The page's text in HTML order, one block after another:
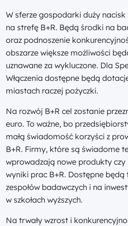
W sferze gospodarki duży nacisk
na strefę B+R. Będą środki na
oraz podnoszenie
obszarze większe możliwości
uznawane za wykluczone. Dla
Włączenia dostępne będą
miastach raczej pożyczki.
Na rozwój B+R cel zostanie
euro. To ważne, bo
małą świadomość korzyści z
B+R. Firmy, które są świadome
wprowadzają nowe produkty czy
wyniki prac B+R. Dostępne będą
zespołów badawczych i na
w szkołach wyższych.
Na trwały wzrost i